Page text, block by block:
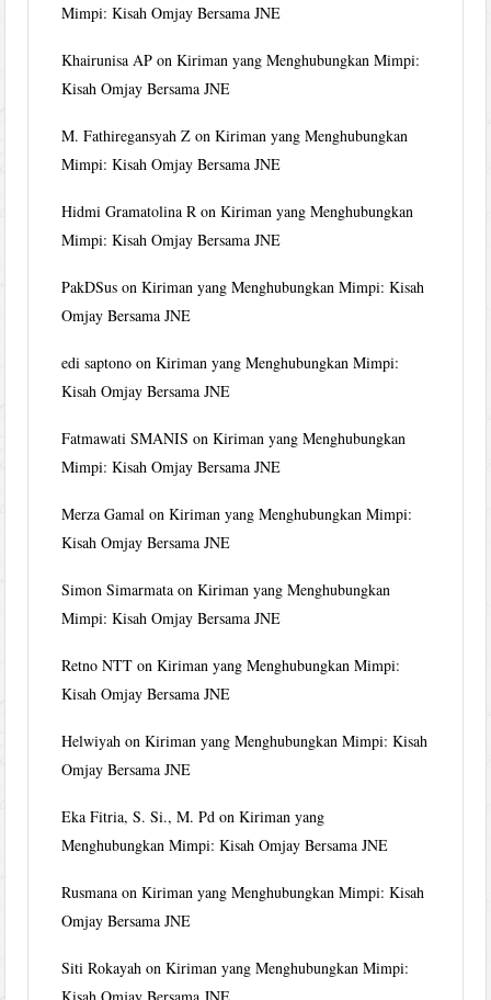
Mimpi: Kisah Omjay Bersama JNE
Khairunisa AP onKiriman yang Menghubungkan Mimpi:
Kisah Omjay Bersama JNE
M. Fathiregansyah Z onKiriman yang Menghubungkan
Mimpi: Kisah Omjay Bersama JNE
Hidmi Gramatolina R onKiriman yang Menghubungkan
Mimpi: Kisah Omjay Bersama JNE
PakDSus onKiriman yang Menghubungkan Mimpi: Kisah
Omjay Bersama JNE
edi saptono onKiriman yang Menghubungkan Mimpi:
Kisah Omjay Bersama JNE
Fatmawati SMANIS onKiriman yang Menghubungkan
Mimpi: Kisah Omjay Bersama JNE
Merza Gamal onKiriman yang Menghubungkan Mimpi:
Kisah Omjay Bersama JNE
Simon Simarmata onKiriman yang Menghubungkan
Mimpi: Kisah Omjay Bersama JNE
Retno NTT onKiriman yang Menghubungkan Mimpi:
Kisah Omjay Bersama JNE
Helwiyah onKiriman yang Menghubungkan Mimpi: Kisah
Omjay Bersama JNE
Eka Fitria, S. Si., M. Pd onKiriman yang
Menghubungkan Mimpi: Kisah Omjay Bersama JNE
Rusmana onKiriman yang Menghubungkan Mimpi: Kisah
Omjay Bersama JNE
Siti Rokayah onKiriman yang Menghubungkan Mimpi: